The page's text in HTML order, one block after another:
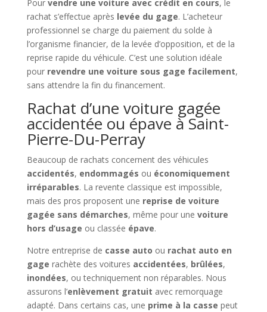
Pour vendre une voiture avec crédit en cours, le
rachat s’effectue après levée du gage. L’acheteur
professionnel se charge du paiement du solde à
l’organisme financier, de la levée d’opposition, et de la
reprise rapide du véhicule. C’est une solution idéale
pour revendre une voiture sous gage facilement,
sans attendre la fin du financement.
Rachat d’une voiture gagée
accidentée ou épave à Saint-
Pierre-Du-Perray
Beaucoup de rachats concernent des véhicules
accidentés, endommagés ou économiquement
irréparables. La revente classique est impossible,
mais des pros proposent une reprise de voiture
gagée sans démarches, même pour une voiture
hors d’usage ou classée épave.
Notre entreprise de casse auto ou rachat auto en
gage rachète des voitures accidentées, brûlées,
inondées, ou techniquement non réparables. Nous
assurons l’enlèvement gratuit avec remorquage
adapté. Dans certains cas, une prime à la casse peut